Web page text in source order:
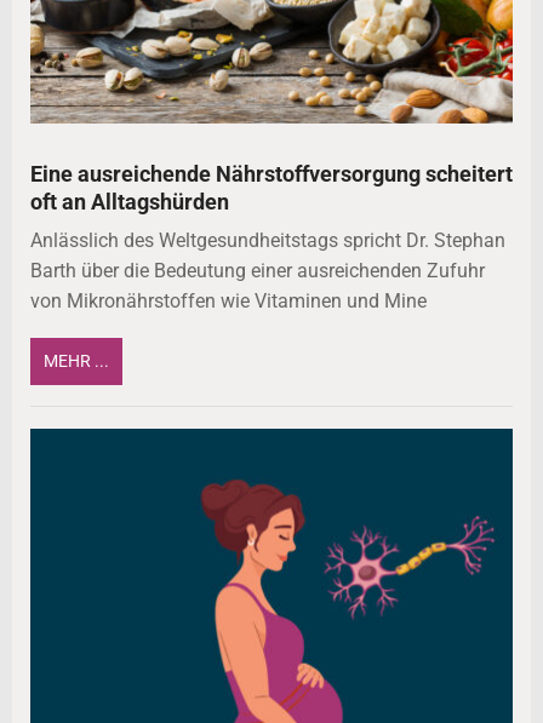
Eine ausreichende Nährstoffversorgung scheitert
oft an Alltagshürden
Anlässlich des Weltgesundheitstags spricht Dr. Stephan
Barth über die Bedeutung einer ausreichenden Zufuhr
von Mikronährstoffen wie Vitaminen und Mine
MEHR ...